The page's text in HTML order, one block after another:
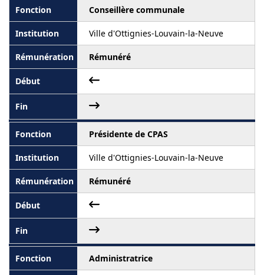
Conseillère communale
Ville d'Ottignies-Louvain-la-Neuve
Rémunéré
Présidente de CPAS
Ville d'Ottignies-Louvain-la-Neuve
Rémunéré
Administratrice